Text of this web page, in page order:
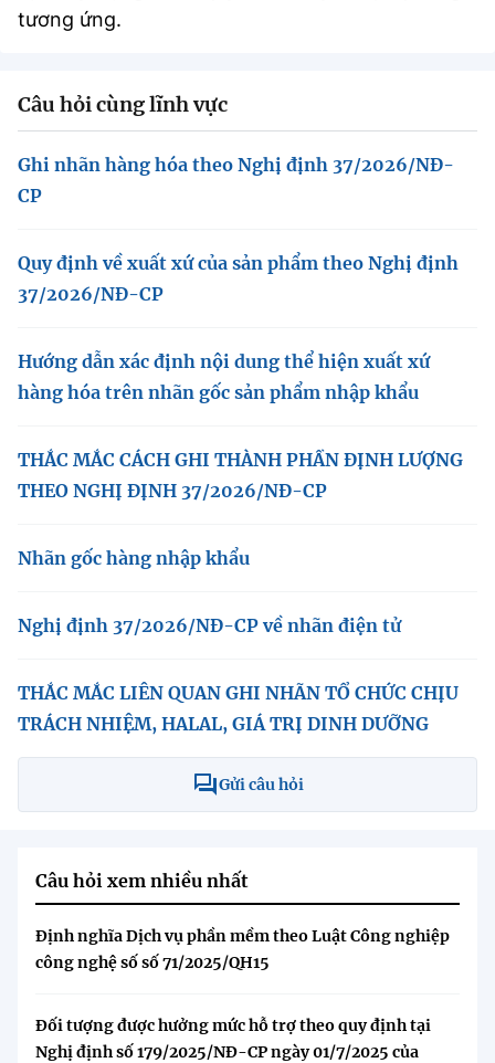
tương ứng.
Câu hỏi cùng lĩnh vực
Ghi nhãn hàng hóa theo Nghị định 37/2026/NĐ-
CP
Quy định về xuất xứ của sản phẩm theo Nghị định
37/2026/NĐ-CP
Hướng dẫn xác định nội dung thể hiện xuất xứ
hàng hóa trên nhãn gốc sản phẩm nhập khẩu
THẮC MẮC CÁCH GHI THÀNH PHẦN ĐỊNH LƯỢNG
THEO NGHỊ ĐỊNH 37/2026/NĐ-CP
Nhãn gốc hàng nhập khẩu
Nghị định 37/2026/NĐ-CP về nhãn điện tử
THẮC MẮC LIÊN QUAN GHI NHÃN TỔ CHỨC CHỊU
TRÁCH NHIỆM, HALAL, GIÁ TRỊ DINH DƯỠNG
Gửi câu hỏi
Câu hỏi xem nhiều nhất
Định nghĩa Dịch vụ phần mềm theo Luật Công nghiệp
công nghệ số số 71/2025/QH15
Đối tượng được hưởng mức hỗ trợ theo quy định tại
Nghị định số 179/2025/NĐ-CP ngày 01/7/2025 của